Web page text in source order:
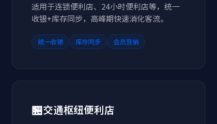
适用于连锁便利店、24小时便利店等，统一
收银+库存同步，高峰期快速消化客流。
统一收银 库存同步 会员营销
🏪交通枢纽便利店